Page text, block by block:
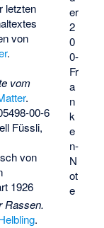
er
2
0
0-
Fr
a
n
k
e
n-
N
ot
e
letzten
von
.
vom
.
00-6
Füssli,
von
1926
Rassen.
.